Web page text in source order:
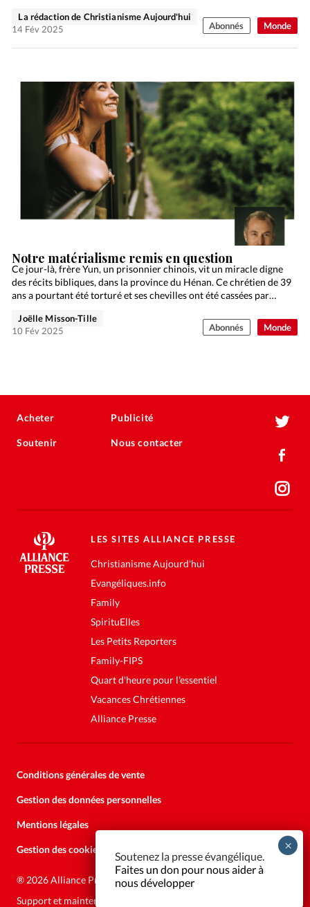
Monde
La rédaction de Christianisme Aujourd'hui
14 Fév 2025
Abonnés
Monde
Notre matérialisme remis en question
Ce jour-là, frère Yun, un prisonnier chinois, vit un miracle digne
des récits bibliques, dans la province du Hénan. Ce chrétien de 39
ans a pourtant été torturé et ses chevilles ont été cassées par…
Joëlle Misson-Tille
10 Fév 2025
Abonnés
Acheter
Soutenir
Publicité
Nous contacter
LES SITES ALLIANCE PRESSE
Christianisme Aujourd'hui
Evangéliques.info
Family
SpirituElles
Les Petits Reporters
Family-FIPS
Quart d'heure pour l'essentiel
Vacances Chrétiennes
Alliance Presse
Conditions générales de vente
Gestion des données personnelles
Mentions légales
Gestion des cookies
® 2026 Alliance Presse
Support et maintenance:
Soutenez la presse évangélique.
Faites un don pour nous aider à
nous développer